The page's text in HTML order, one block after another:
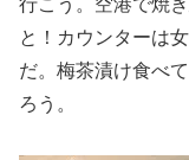
と！カウンターは
だ。梅茶漬け食べ
ろう。